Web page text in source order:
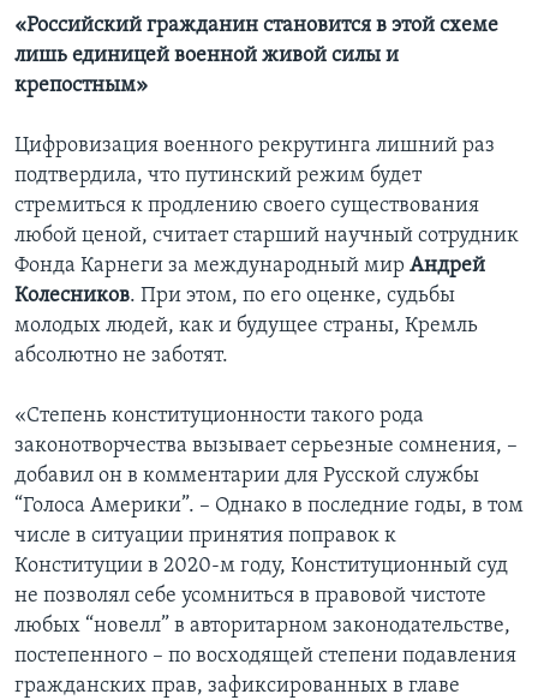
«Российский гражданин становится в этой схеме
лишь единицей военной живой силы и
крепостным»
Цифровизация военного рекрутинга лишний раз
подтвердила, что путинский режим будет
стремиться к продлению своего существования
любой ценой, считает старший научный сотрудник
Фонда Карнеги за международный мир Андрей
Колесников. При этом, по его оценке, судьбы
молодых людей, как и будущее страны, Кремль
абсолютно не заботят.
«Степень конституционности такого рода
законотворчества вызывает серьезные сомнения, –
добавил он в комментарии для Русской службы
“Голоса Америки”. – Однако в последние годы, в том
числе в ситуации принятия поправок к
Конституции в 2020-м году, Конституционный суд
не позволял себе усомниться в правовой чистоте
любых “новелл” в авторитарном законодательстве,
постепенного – по восходящей степени подавления
гражданских прав, зафиксированных в главе